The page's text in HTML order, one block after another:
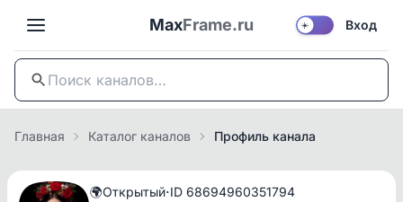
MaxFrame.ru ☀️ Вход
Главная Каталог каналов Профиль канала
🌍Открытый·ID 68694960351794